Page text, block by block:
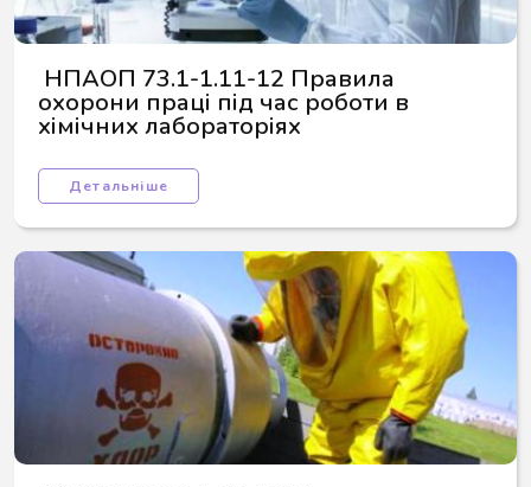
охорони праці під час роботи в
хімічних лабораторіях
Детальніше